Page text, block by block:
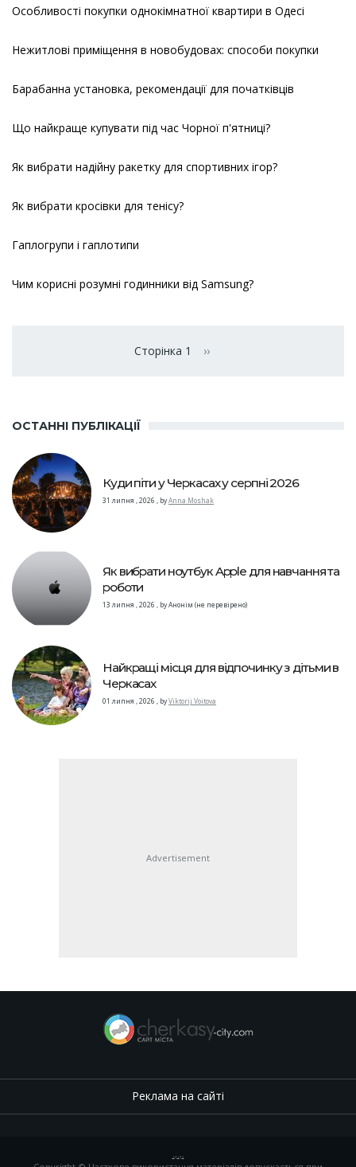
Особливості покупки однокімнатної квартири в Одесі
Нежитлові приміщення в новобудовах: способи покупки
Барабанна установка, рекомендації для початківців
Що найкраще купувати під час Чорної п'ятниці?
Як вибрати надійну ракетку для спортивних ігор?
Як вибрати кросівки для тенісу?
Гаплогрупи і гаплотипи
Чим корисні розумні годинники від Samsung?
Сторінка 1 Наступна сторінка
››
ОСТАННІ ПУБЛІКАЦІЇ
Куди піти у Черкасах у серпні 2026
31 липня , 2026 , byAnna Moshak
Як вибрати ноутбук Apple для навчання та
роботи
13 липня , 2026 , byАнонім (не перевірено)
Найкращі місця для відпочинку з дітьми в
Черкасах
01 липня , 2026 , byViktorij Voitova
Advertisement
Реклама на сайті
.,.,.